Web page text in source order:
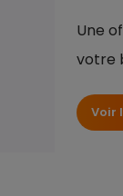
Une
votre
Voir